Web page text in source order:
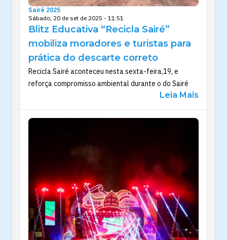
Sairé 2025
Sábado, 20 de set de 2025 - 11:51
Blitz Educativa “Recicla Sairé”
mobiliza moradores e turistas para
prática do descarte correto
Recicla Sairé aconteceu nesta sexta-feira,19, e
reforça compromisso ambiental durante o do Sairé
Leia Mais